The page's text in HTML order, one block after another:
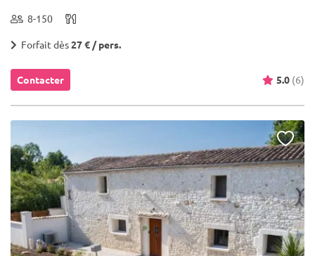
8-150
Forfait dès27 € / pers.
Contacter 5.0 (6)